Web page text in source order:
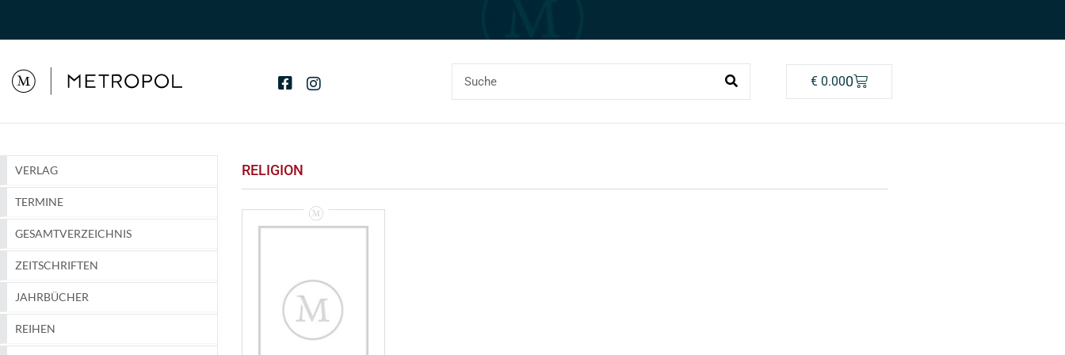
€0.000
VERLAG
TERMINE
GESAMTVERZEICHNIS
ZEITSCHRIFTEN
JAHRBÜCHER
REIHEN
RELIGION